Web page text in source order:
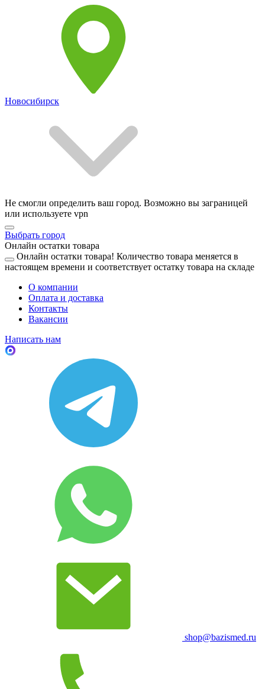
Новосибирск
Не смогли определить ваш город. Возможно вы заграницей
или используете vpn
Выбрать город
Онлайн остатки товара
Онлайн остатки товара! Количество товара меняется в
настоящем времени и соответствует остатку товара на складе
О компании
Оплата и доставка
Контакты
Вакансии
Написать нам
shop@bazismed.ru